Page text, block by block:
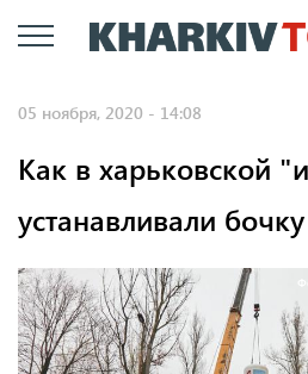
к
05 ноября, 2020 - 14:08
Как в харьковской
устанавливали